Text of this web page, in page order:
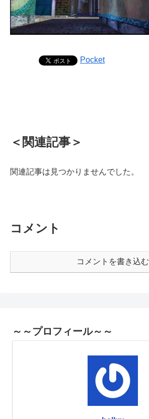
Pocket
＜関連記事＞
関連記事は見つかりませんでした。
コメント
コメントを書き込む
～～プロフィール～～